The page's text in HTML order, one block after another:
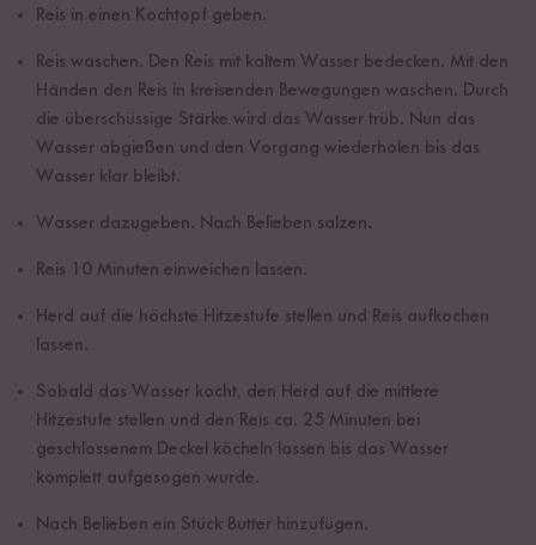
Reis in einen Kochtopf geben.
Reis waschen. Den Reis mit kaltem Wasser bedecken. Mit den
Händen den Reis in kreisenden Bewegungen waschen. Durch
die überschüssige Stärke wird das Wasser trüb. Nun das
Wasser abgießen und den Vorgang wiederholen bis das
Wasser klar bleibt.
Wasser dazugeben. Nach Belieben salzen.
Reis 10 Minuten einweichen lassen.
Herd auf die höchste Hitzestufe stellen und Reis aufkochen
lassen.
Sobald das Wasser kocht, den Herd auf die mittlere
Hitzestufe stellen und den Reis ca. 25 Minuten bei
geschlossenem Deckel köcheln lassen bis das Wasser
komplett aufgesogen wurde.
Nach Belieben ein Stück Butter hinzufügen.